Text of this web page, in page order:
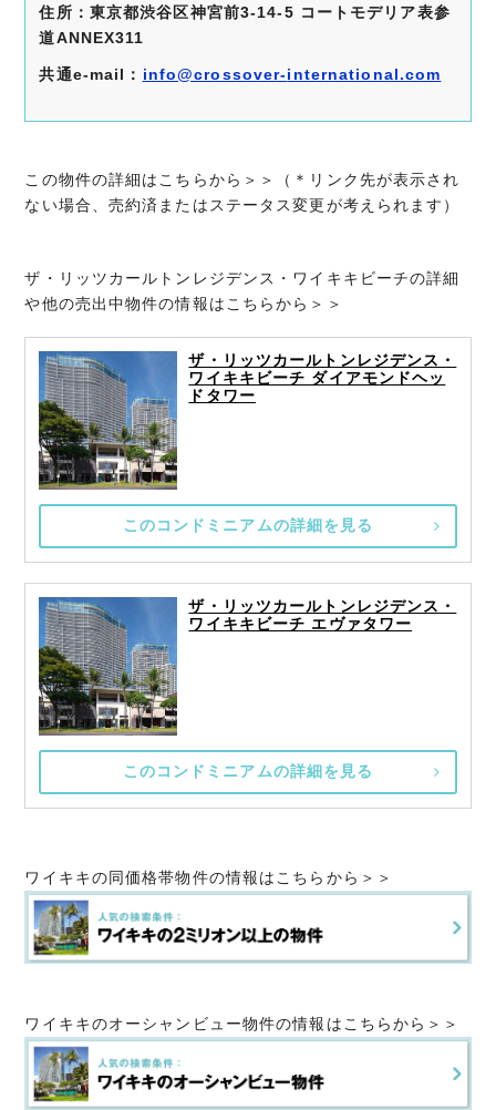
住所：東京都渋谷区神宮前3-14-5 コートモデリア表参
道ANNEX311
共通e-mail： info@crossover-international.com
この物件の詳細はこちらから＞＞（＊リンク先が表示され
ない場合、売約済またはステータス変更が考えられます）
ザ・リッツカールトンレジデンス・ワイキキビーチの詳細
や他の売出中物件の情報はこちらから＞＞
ザ・リッツカールトンレジデンス・
ワイキキビーチ ダイアモンドヘッ
ドタワー
このコンドミニアムの詳細を見る
ザ・リッツカールトンレジデンス・
ワイキキビーチ エヴァタワー
このコンドミニアムの詳細を見る
ワイキキの同価格帯物件の情報はこちらから＞＞
ワイキキのオーシャンビュー物件の情報はこちらから＞＞